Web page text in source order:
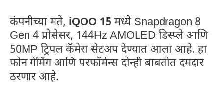
कंपनीच्या मते, iQOO 15 मध्ये Snapdragon 8
Gen 4 प्रोसेसर, 144Hz AMOLED डिस्प्ले आणि
50MP ट्रिपल कॅमेरा सेटअप देण्यात आला आहे. हा
फोन गेमिंग आणि परफॉर्मन्स दोन्ही बाबतीत दमदार
ठरणार आहे.